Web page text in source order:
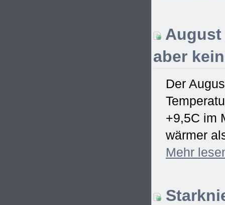
August
aber
Der
+9,5C im
wärmer
Mehr